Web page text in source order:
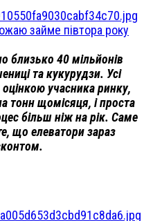
займе півтора року
близько 40 мільйонів
та кукурудзи. Усі
учасника ринку,
тонн щомісяця, і проста
більш ніж на рік. Саме
що елеватори зараз